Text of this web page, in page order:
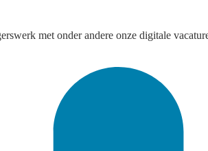
met onder andere onze digitale